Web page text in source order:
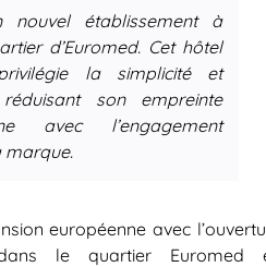
nouvel établissement à
d’Euromed. Cet hôtel
la simplicité et
son empreinte
avec l’engagement
marque.
européenne avec
le quartier Euromed